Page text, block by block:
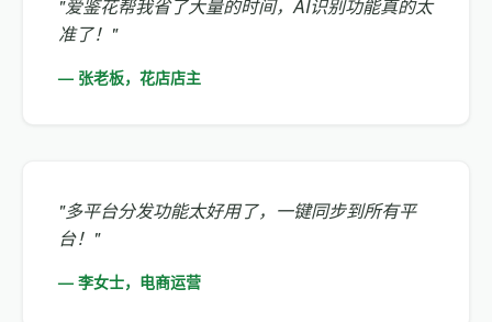
"爱鉴花帮我省了大量的时间，AI识别功能真的太
准了！"
— 张老板，花店店主
"多平台分发功能太好用了，一键同步到所有平
台！"
— 李女士，电商运营